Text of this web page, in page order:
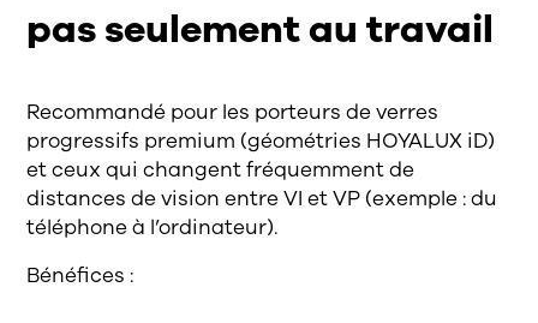
pas seulement au travail
Recommandé pour les porteurs de verres
progressifs premium (géométries HOYALUX iD)
et ceux qui changent fréquemment de
distances de vision entre VI et VP (exemple : du
téléphone à l’ordinateur).
Bénéfices :